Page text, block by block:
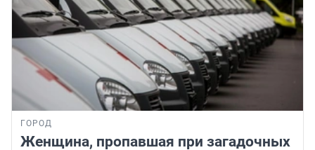
ГОРОД
Женщина, пропавшая при загадочных